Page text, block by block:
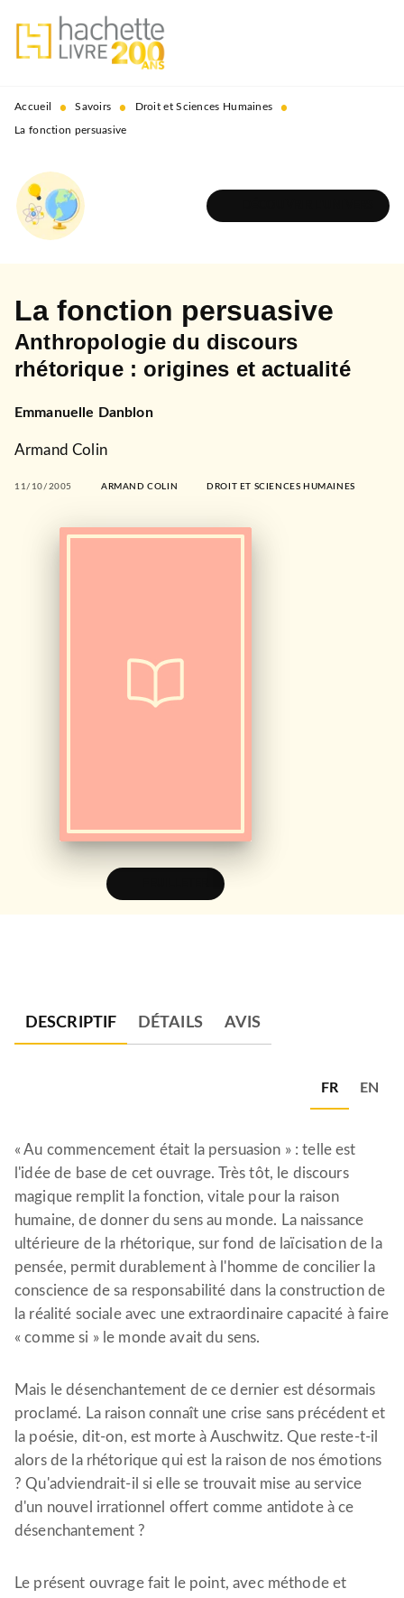
MENU RECHERCHE
PIED DE PAGE
Accueil • Savoirs • Droit et Sciences Humaines •
La fonction persuasive
La fonction persuasive
Anthropologie du discours
rhétorique : origines et actualité
Emmanuelle Danblon
Armand Colin
11/10/2005 ARMAND COLIN DROIT ET SCIENCES HUMAINES
DESCRIPTIF DÉTAILS AVIS
FR EN
« Au commencement était la persuasion » : telle est
l'idée de base de cet ouvrage. Très tôt, le discours
magique remplit la fonction, vitale pour la raison
humaine, de donner du sens au monde. La naissance
ultérieure de la rhétorique, sur fond de laïcisation de la
pensée, permit durablement à l'homme de concilier la
conscience de sa responsabilité dans la construction de
la réalité sociale avec une extraordinaire capacité à faire
« comme si » le monde avait du sens.
Mais le désenchantement de ce dernier est désormais
proclamé. La raison connaît une crise sans précédent et
la poésie, dit-on, est morte à Auschwitz. Que reste-t-il
alors de la rhétorique qui est la raison de nos émotions
? Qu'adviendrait-il si elle se trouvait mise au service
d'un nouvel irrationnel offert comme antidote à ce
désenchantement ?
Le présent ouvrage fait le point, avec méthode et